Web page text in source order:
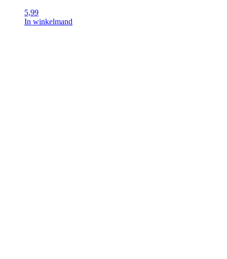
5,99
In winkelmand